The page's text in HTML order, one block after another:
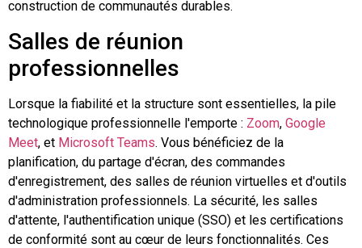
construction de communautés durables.
Salles de réunion
professionnelles
Lorsque la fiabilité et la structure sont essentielles, la pile
technologique professionnelle l'emporte : Zoom, Google
Meet, et Microsoft Teams. Vous bénéficiez de la
planification, du partage d'écran, des commandes
d'enregistrement, des salles de réunion virtuelles et d'outils
d'administration professionnels. La sécurité, les salles
d'attente, l'authentification unique (SSO) et les certifications
de conformité sont au cœur de leurs fonctionnalités. Ces